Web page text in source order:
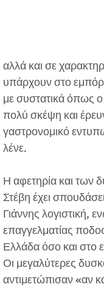
αλλά και σε
υπάρχουν στο
με συστατικά όπως
πολύ σκέψη και
γαστρονομικό
λένε.
Η αφετηρία και των
Στέβη έχει
Γιάννης λογιστική,
επαγγελματίας
Ελλάδα όσο και στο
Οι μεγαλύτερες
αντιμετώπισαν «αν